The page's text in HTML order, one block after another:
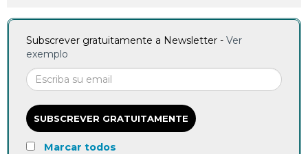
Subscrever gratuitamente a Newsletter - Ver
exemplo
SUBSCREVER GRATUITAMENTE
Marcar todos